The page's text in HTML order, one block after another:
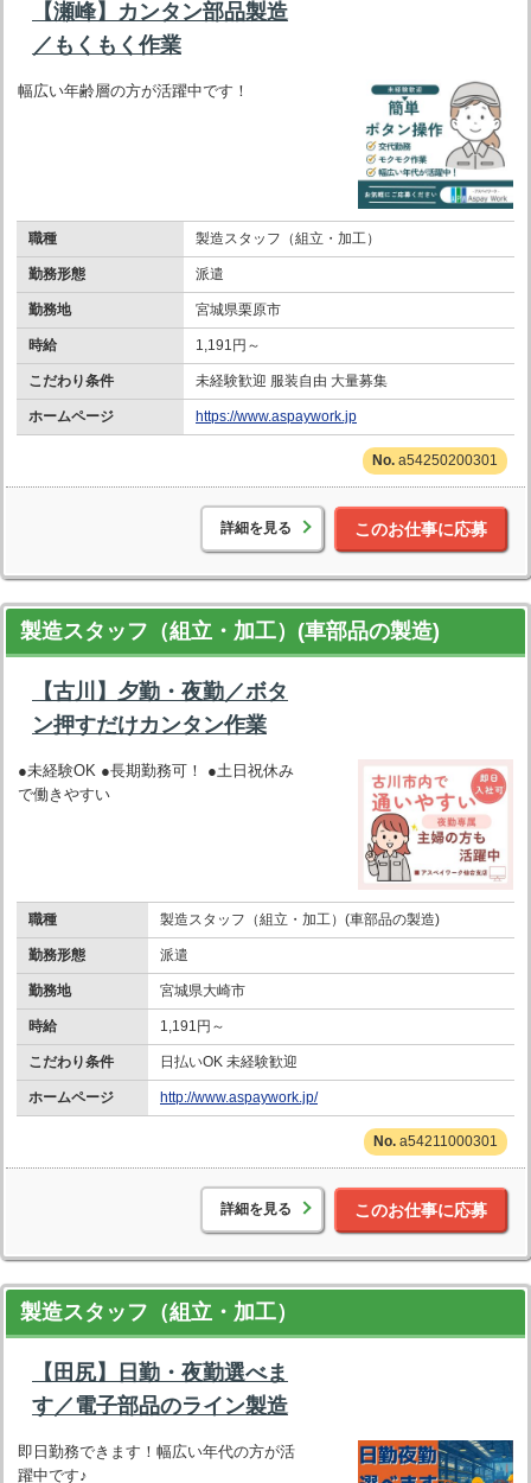
【瀬峰】カンタン部品製造
／もくもく作業
幅広い年齢層の方が活躍中です！
職種 製造スタッフ（組立・加工）
勤務形態 派遣
勤務地 宮城県栗原市
時給 1,191円～
こだわり条件 未経験歓迎 服装自由 大量募集
ホームページ https://www.aspaywork.jp
a54250200301
詳細を見る このお仕事に応募
製造スタッフ（組立・加工）(車部品の製造)
【古川】夕勤・夜勤／ボタ
ン押すだけカンタン作業
●未経験OK ●長期勤務可！ ●土日祝休み
で働きやすい
職種 製造スタッフ（組立・加工）(車部品の製造)
勤務形態 派遣
勤務地 宮城県大崎市
時給 1,191円～
こだわり条件 日払いOK 未経験歓迎
ホームページ http://www.aspaywork.jp/
a54211000301
詳細を見る このお仕事に応募
製造スタッフ（組立・加工）
【田尻】日勤・夜勤選べま
す／電子部品のライン製造
即日勤務できます！幅広い年代の方が活
躍中です♪